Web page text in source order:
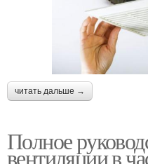
читать дальше →
Полное
вентиляции в